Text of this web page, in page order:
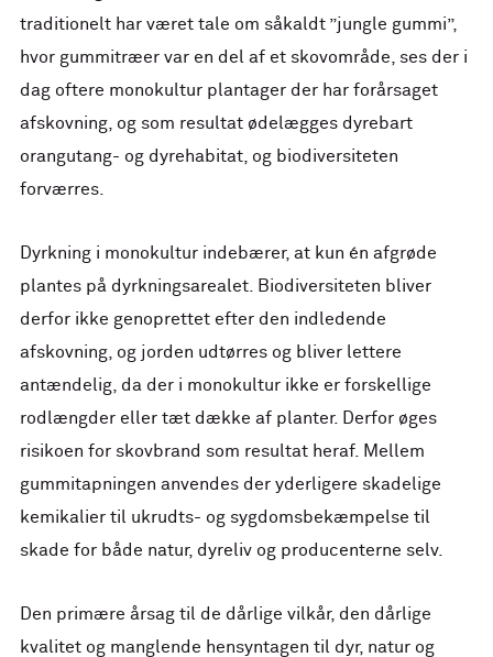
traditionelt har været tale om såkaldt ”jungle gummi”,
hvor gummitræer var en del af et skovområde, ses der i
dag oftere monokultur plantager der har forårsaget
afskovning, og som resultat ødelægges dyrebart
orangutang- og dyrehabitat, og biodiversiteten
forværres.
Dyrkning i monokultur indebærer, at kun én afgrøde
plantes på dyrkningsarealet. Biodiversiteten bliver
derfor ikke genoprettet efter den indledende
afskovning, og jorden udtørres og bliver lettere
antændelig, da der i monokultur ikke er forskellige
rodlængder eller tæt dække af planter. Derfor øges
risikoen for skovbrand som resultat heraf. Mellem
gummitapningen anvendes der yderligere skadelige
kemikalier til ukrudts- og sygdomsbekæmpelse til
skade for både natur, dyreliv og producenterne selv.
Den primære årsag til de dårlige vilkår, den dårlige
kvalitet og manglende hensyntagen til dyr, natur og